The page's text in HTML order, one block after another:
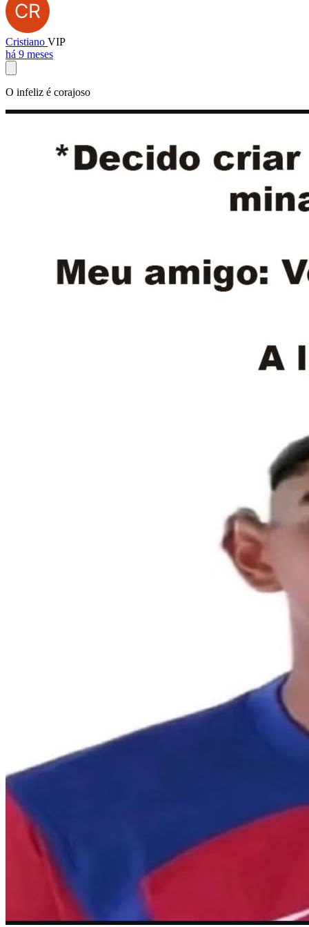
Cristiano VIP
há 9 meses
O infeliz é corajoso